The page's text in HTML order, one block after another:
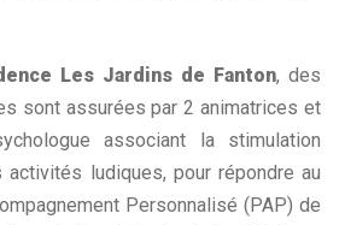
Les Jardins de Fanton, des
sont assurées par 2 animatrices et
associant la stimulation
ludiques, pour répondre au
Personnalisé (PAP) de